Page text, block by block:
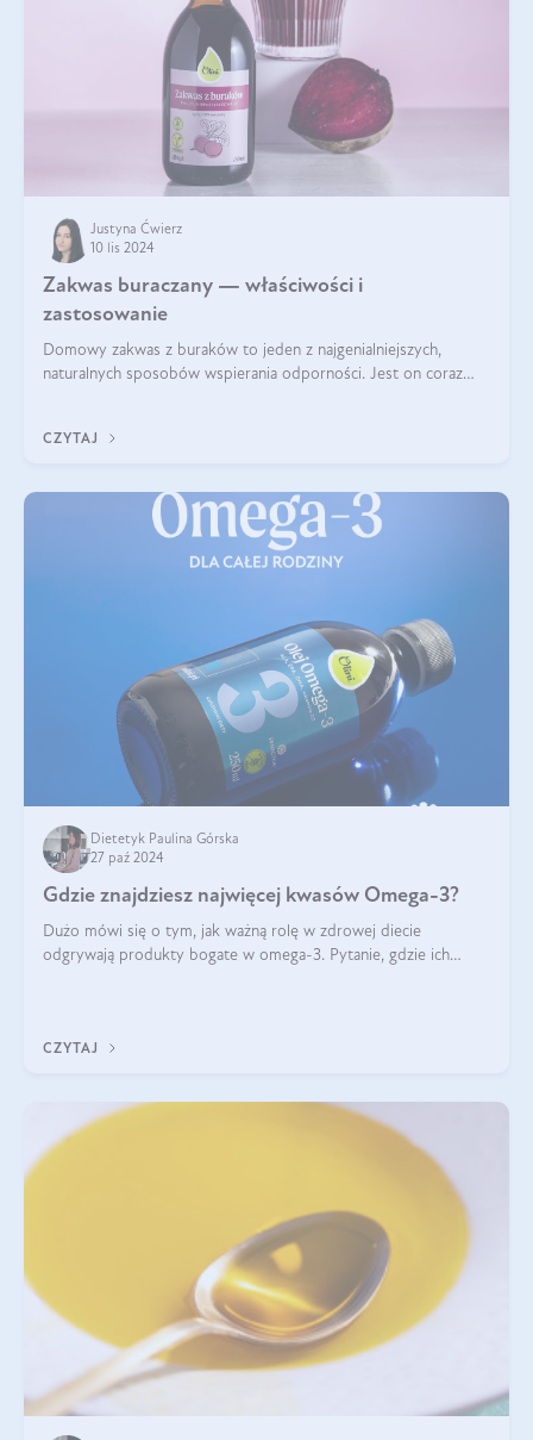
Justyna Ćwierz
10 lis 2024
Zakwas buraczany — właściwości i
zastosowanie
Domowy zakwas z buraków to jeden z najgenialniejszych,
naturalnych sposobów wspierania odporności. Jest on coraz
CZYTAJ
Dietetyk Paulina Górska
27 paź 2024
Gdzie znajdziesz najwięcej kwasów Omega-3?
Dużo mówi się o tym, jak ważną rolę w zdrowej diecie
odgrywają produkty bogate w omega-3. Pytanie, gdzie ich
CZYTAJ